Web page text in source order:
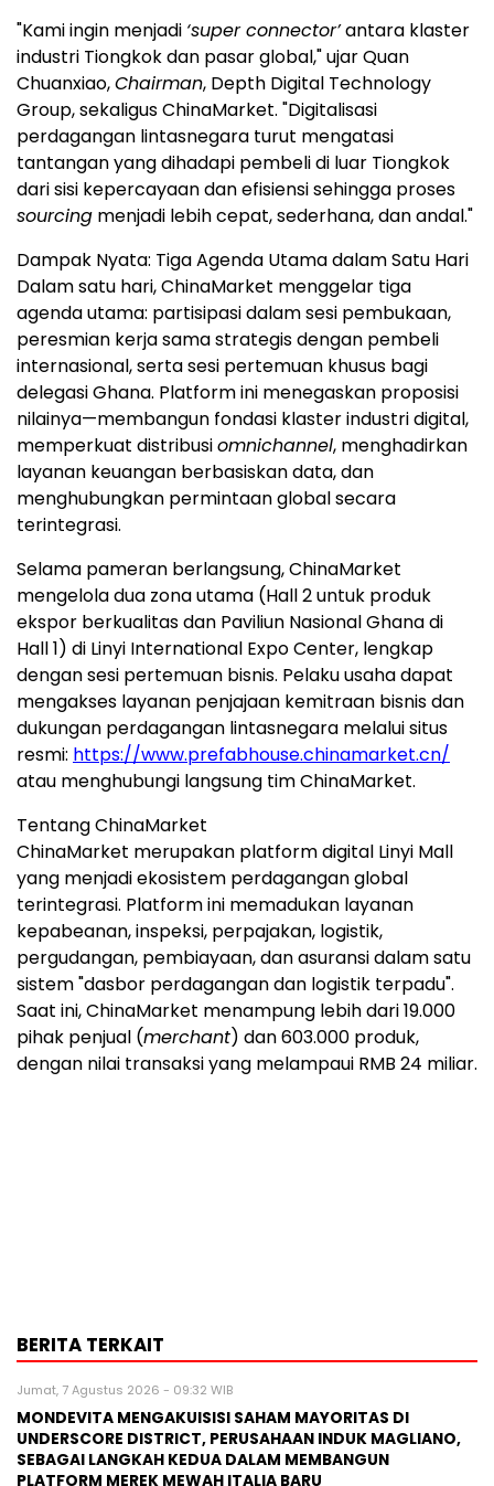
"Kami ingin menjadi ‘super connector’antara klaster
industri Tiongkok dan pasar global," ujar Quan
Chuanxiao,Chairman, Depth Digital Technology
Group, sekaligus ChinaMarket. "Digitalisasi
perdagangan lintasnegara turut mengatasi
tantangan yang dihadapi pembeli di luar Tiongkok
dari sisi kepercayaan dan efisiensi sehingga proses
sourcing menjadi lebih cepat, sederhana, dan andal."
Dampak Nyata: Tiga Agenda Utama dalam Satu Hari
Dalam satu hari, ChinaMarket menggelar tiga
agenda utama: partisipasi dalam sesi pembukaan,
peresmian kerja sama strategis dengan pembeli
internasional, serta sesi pertemuan khusus bagi
delegasi Ghana. Platform ini menegaskan proposisi
nilainya—membangun fondasi klaster industri digital,
memperkuat distribusiomnichannel, menghadirkan
layanan keuangan berbasiskan data, dan
menghubungkan permintaan global secara
terintegrasi.
Selama pameran berlangsung, ChinaMarket
mengelola dua zona utama (Hall 2 untuk produk
ekspor berkualitas dan Paviliun Nasional Ghana di
Hall 1) di Linyi International Expo Center, lengkap
dengan sesi pertemuan bisnis. Pelaku usaha dapat
mengakses layanan penjajaan kemitraan bisnis dan
dukungan perdagangan lintasnegara melalui situs
resmi: https://www.prefabhouse.chinamarket.cn/
atau menghubungi langsung tim ChinaMarket.
Tentang ChinaMarket
ChinaMarket merupakan platform digital Linyi Mall
yang menjadi ekosistem perdagangan global
terintegrasi. Platform ini memadukan layanan
kepabeanan, inspeksi, perpajakan, logistik,
pergudangan, pembiayaan, dan asuransi dalam satu
sistem "dasbor perdagangan dan logistik terpadu".
Saat ini, ChinaMarket menampung lebih dari 19.000
pihak penjual (merchant) dan 603.000 produk,
dengan nilai transaksi yang melampaui RMB 24 miliar.
BERITA TERKAIT
Jumat, 7 Agustus 2026 - 09:32 WIB
MONDEVITA MENGAKUISISI SAHAM MAYORITAS DI
UNDERSCORE DISTRICT, PERUSAHAAN INDUK MAGLIANO,
SEBAGAI LANGKAH KEDUA DALAM MEMBANGUN
PLATFORM MEREK MEWAH ITALIA BARU